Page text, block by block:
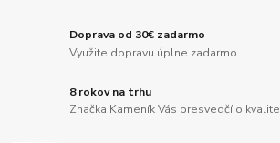
Doprava od 30€ zadarmo
Využite dopravu úplne zadarmo
8 rokov na trhu
Značka Kameník Vás presvedčí o kvalite